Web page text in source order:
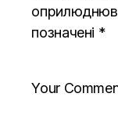
позначені *